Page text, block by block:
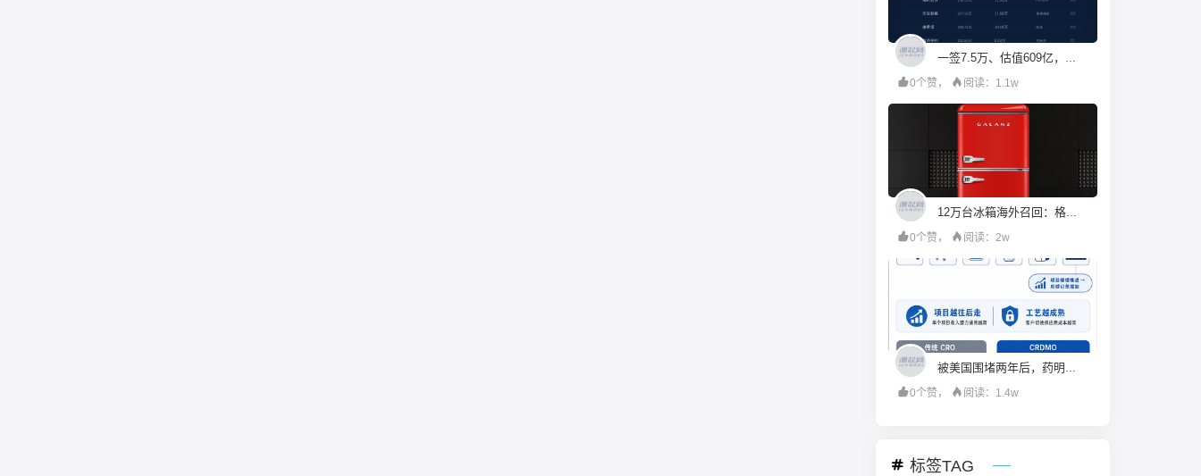
0个赞，
阅读：1.1w
12万台冰箱海外召回：格兰仕的成本账算错了什么
0个赞，
阅读：2w
被美国围堵两年后，药明康德硬起来了
0个赞，
阅读：1.4w
标签TAG